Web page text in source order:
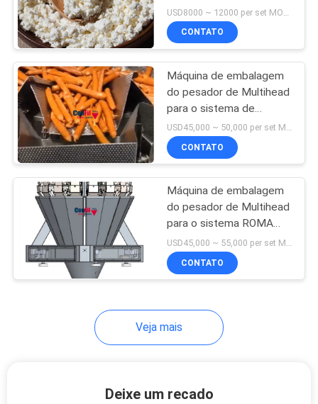
de enchimento
impermeável dos leites
coalhados do requeijão e
CONTATO
Máquina de embalagem
do pesador de Multihead
para o sistema de
empacotamento da
salsicha com MAPA de
Traysealer
USD45,000 ~ 50,000 per set MOQ:1 grupo
CONTATO
Máquina de embalagem
do pesador de Multihead
para o sistema ROMA
Thermoforming
Packaging Machine da
embalagem da carne de
USD45,000 ~ 55,000 per set MOQ:1 grupo
CONTATO
Veja mais
Deixe um recado